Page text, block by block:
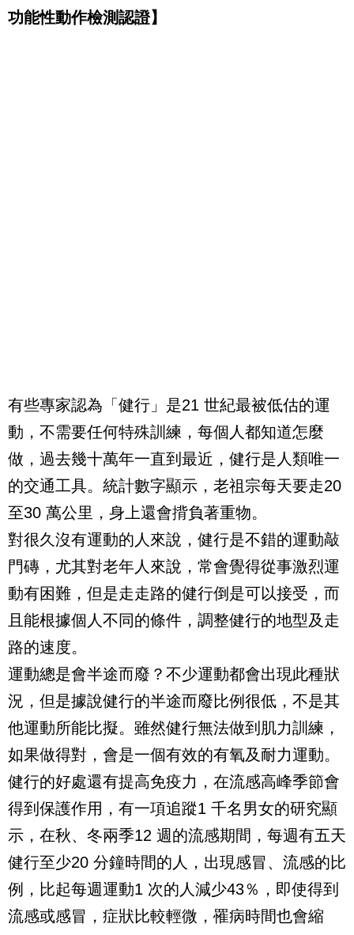
功能性動作檢測認證】
有些專家認為「健行」是21 世紀最被低估的運
動，不需要任何特殊訓練，每個人都知道怎麼
做，過去幾十萬年一直到最近，健行是人類唯一
的交通工具。統計數字顯示，老祖宗每天要走20
至30 萬公里，身上還會揹負著重物。
對很久沒有運動的人來說，健行是不錯的運動敲
門磚，尤其對老年人來說，常會覺得從事激烈運
動有困難，但是走走路的健行倒是可以接受，而
且能根據個人不同的條件，調整健行的地型及走
路的速度。
運動總是會半途而廢？不少運動都會出現此種狀
況，但是據說健行的半途而廢比例很低，不是其
他運動所能比擬。雖然健行無法做到肌力訓練，
如果做得對，會是一個有效的有氧及耐力運動。
健行的好處還有提高免疫力，在流感高峰季節會
得到保護作用，有一項追蹤1 千名男女的研究顯
示，在秋、冬兩季12 週的流感期間，每週有五天
健行至少20 分鐘時間的人，出現感冒、流感的比
例，比起每週運動1 次的人減少43％，即使得到
流感或感冒，症狀比較輕微，罹病時間也會縮